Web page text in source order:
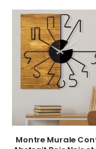
Montre Murale